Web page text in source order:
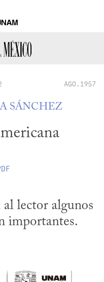
AGO.1957
SÁNCHEZ
lector algunos
importantes.